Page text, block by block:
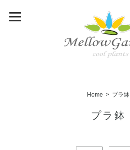
Home プラ鉢
プラ鉢